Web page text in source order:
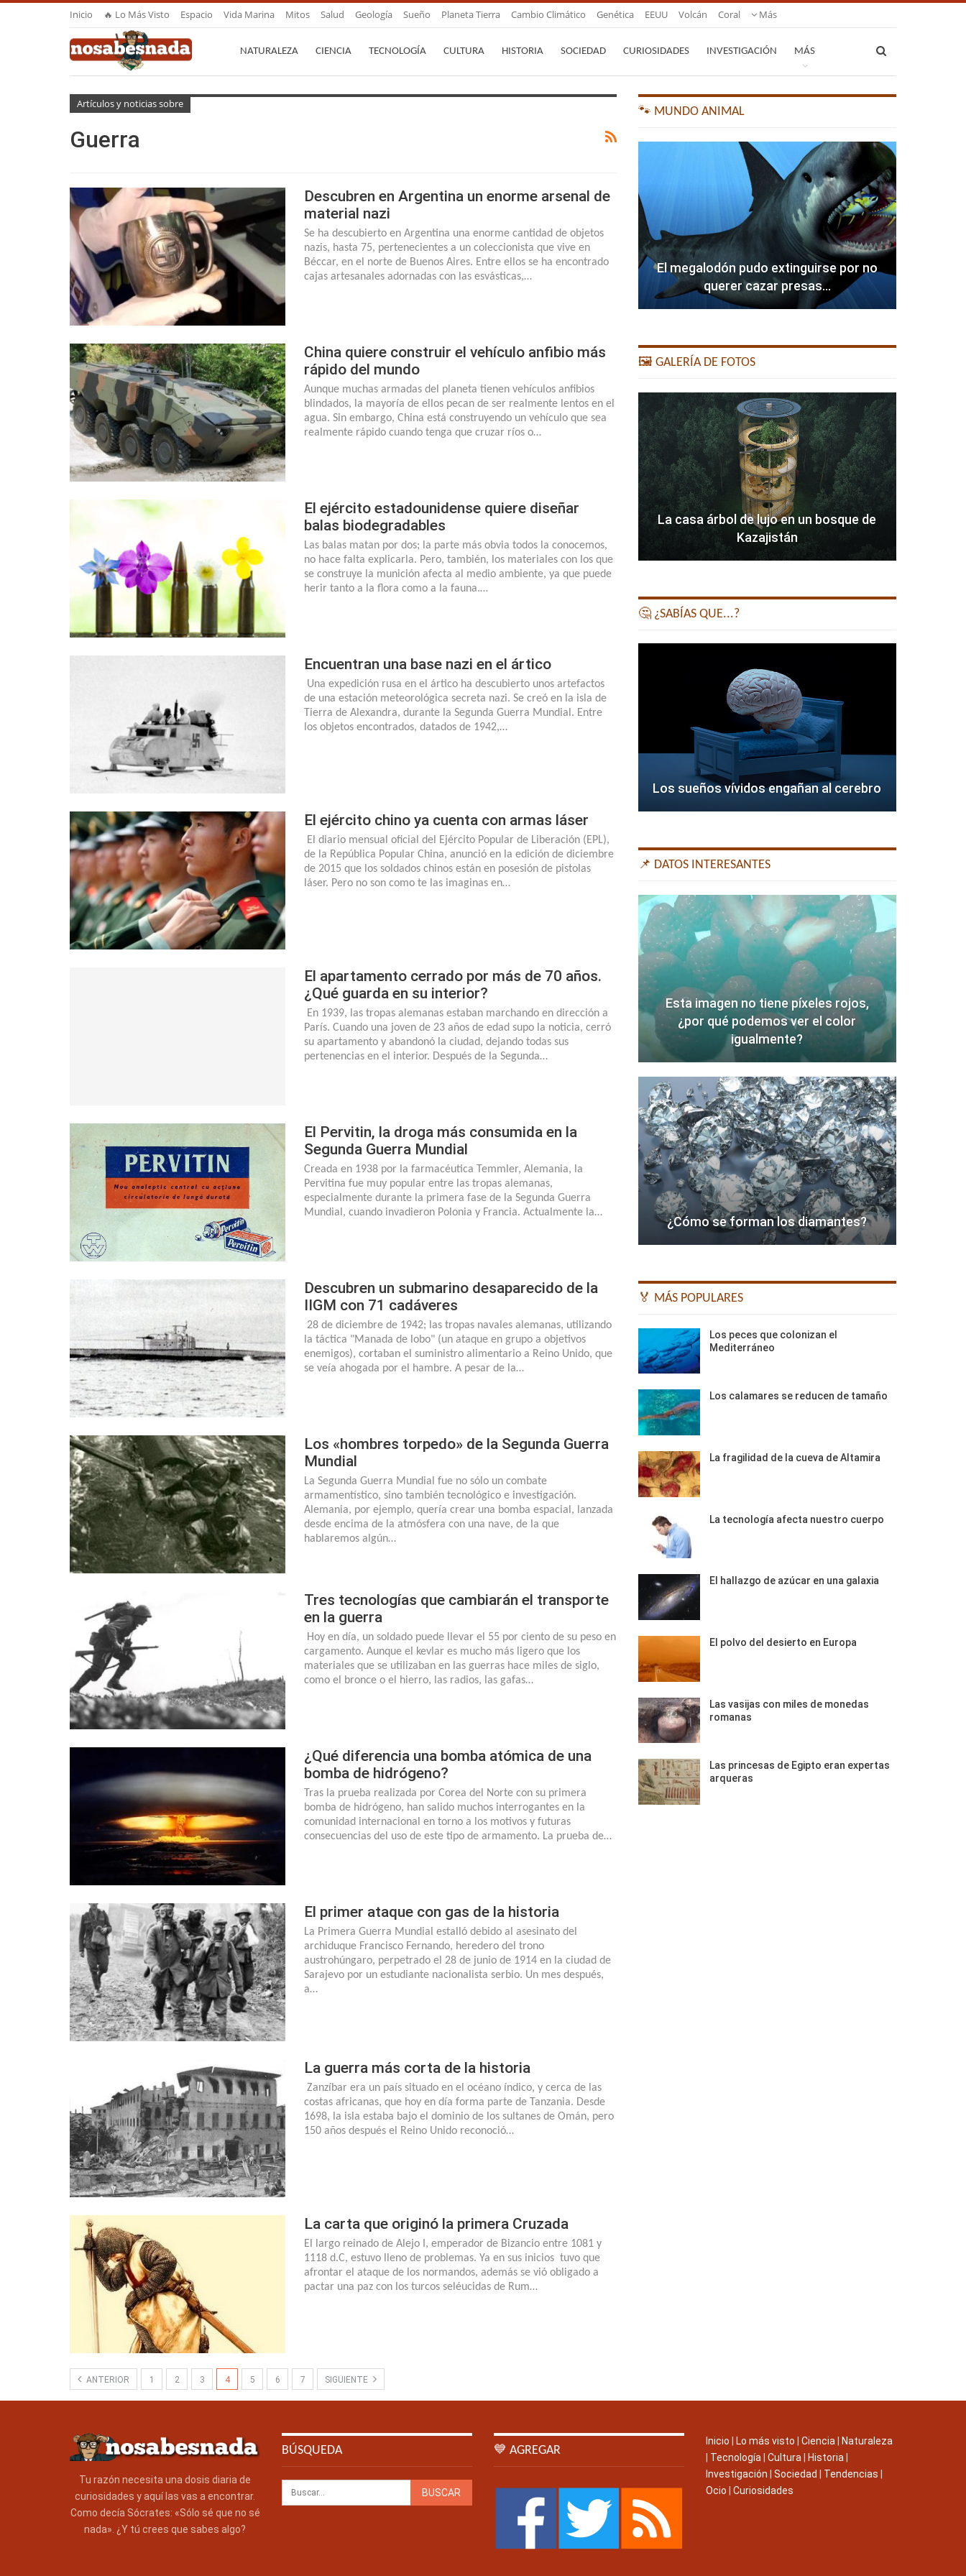
Inicio 🔥 Lo Más Visto Espacio Vida Marina Mitos Salud Geología Sueño Planeta Tierra Cambio Climático Genética EEUU Volcán Coral Más
NATURALEZA CIENCIA TECNOLOGÍA CULTURA HISTORIA SOCIEDAD CURIOSIDADES INVESTIGACIÓN MÁS
Artículos y noticias sobre
Guerra
Descubren en Argentina un enorme arsenal de
material nazi
Se ha descubierto en Argentina una enorme cantidad de objetos
nazis, hasta 75, pertenecientes a un coleccionista que vive en
Béccar, en el norte de Buenos Aires. Entre ellos se ha encontrado
cajas artesanales adornadas con las esvásticas,…
China quiere construir el vehículo anfibio más
rápido del mundo
Aunque muchas armadas del planeta tienen vehículos anfibios
blindados, la mayoría de ellos pecan de ser realmente lentos en el
agua. Sin embargo, China está construyendo un vehículo que sea
realmente rápido cuando tenga que cruzar ríos o…
El ejército estadounidense quiere diseñar
balas biodegradables
Las balas matan por dos; la parte más obvia todos la conocemos,
no hace falta explicarla. Pero, también, los materiales con los que
se construye la munición afecta al medio ambiente, ya que puede
herir tanto a la flora como a la fauna.…
Encuentran una base nazi en el ártico
Una expedición rusa en el ártico ha descubierto unos artefactos
de una estación meteorológica secreta nazi. Se creó en la isla de
Tierra de Alexandra, durante la Segunda Guerra Mundial. Entre
los objetos encontrados, datados de 1942,…
El ejército chino ya cuenta con armas láser
El diario mensual oficial del Ejército Popular de Liberación (EPL),
de la República Popular China, anunció en la edición de diciembre
de 2015 que los soldados chinos están en posesión de pistolas
láser. Pero no son como te las imaginas en…
El apartamento cerrado por más de 70 años.
¿Qué guarda en su interior?
En 1939, las tropas alemanas estaban marchando en dirección a
París. Cuando una joven de 23 años de edad supo la noticia, cerró
su apartamento y abandonó la ciudad, dejando todas sus
pertenencias en el interior. Después de la Segunda…
El Pervitin, la droga más consumida en la
Segunda Guerra Mundial
Creada en 1938 por la farmacéutica Temmler, Alemania, la
Pervitina fue muy popular entre las tropas alemanas,
especialmente durante la primera fase de la Segunda Guerra
Mundial, cuando invadieron Polonia y Francia. Actualmente la…
Descubren un submarino desaparecido de la
IIGM con 71 cadáveres
28 de diciembre de 1942; las tropas navales alemanas, utilizando
la táctica "Manada de lobo" (un ataque en grupo a objetivos
enemigos), cortaban el suministro alimentario a Reino Unido, que
se veía ahogada por el hambre. A pesar de la…
Los «hombres torpedo» de la Segunda Guerra
Mundial
La Segunda Guerra Mundial fue no sólo un combate
armamentístico, sino también tecnológico e investigación.
Alemania, por ejemplo, quería crear una bomba espacial, lanzada
desde encima de la atmósfera con una nave, de la que
hablaremos algún…
Tres tecnologías que cambiarán el transporte
en la guerra
Hoy en día, un soldado puede llevar el 55 por ciento de su peso en
cargamento. Aunque el kevlar es mucho más ligero que los
materiales que se utilizaban en las guerras hace miles de siglo,
como el bronce o el hierro, las radios, las gafas…
¿Qué diferencia una bomba atómica de una
bomba de hidrógeno?
Tras la prueba realizada por Corea del Norte con su primera
bomba de hidrógeno, han salido muchos interrogantes en la
comunidad internacional en torno a los motivos y futuras
consecuencias del uso de este tipo de armamento. La prueba de…
El primer ataque con gas de la historia
La Primera Guerra Mundial estalló debido al asesinato del
archiduque Francisco Fernando, heredero del trono
austrohúngaro, perpetrado el 28 de junio de 1914 en la ciudad de
Sarajevo por un estudiante nacionalista serbio. Un mes después,
a…
La guerra más corta de la historia
Zanzíbar era un país situado en el océano índico, y cerca de las
costas africanas, que hoy en día forma parte de Tanzania. Desde
1698, la isla estaba bajo el dominio de los sultanes de Omán, pero
150 años después el Reino Unido reconoció…
La carta que originó la primera Cruzada
El largo reinado de Alejo I, emperador de Bizancio entre 1081 y
1118 d.C, estuvo lleno de problemas. Ya en sus inicios tuvo que
afrontar el ataque de los normandos, además se vió obligado a
pactar una paz con los turcos seléucidas de Rum…
ANTERIOR 1 2 3 4 5 6 7 SIGUIENTE
🐾 MUNDO ANIMAL
El megalodón pudo extinguirse por no
querer cazar presas…
🖼️ GALERÍA DE FOTOS
La casa árbol de lujo en un bosque de
Kazajistán
🤔 ¿SABÍAS QUE...?
Los sueños vívidos engañan al cerebro
📌 DATOS INTERESANTES
Esta imagen no tiene píxeles rojos,
¿por qué podemos ver el color
igualmente?
¿Cómo se forman los diamantes?
🏅 MÁS POPULARES
Los peces que colonizan el
Mediterráneo
Los calamares se reducen de tamaño
La fragilidad de la cueva de Altamira
La tecnología afecta nuestro cuerpo
El hallazgo de azúcar en una galaxia
El polvo del desierto en Europa
Las vasijas con miles de monedas
romanas
Las princesas de Egipto eran expertas
arqueras
Tu razón necesita una dosis diaria de
curiosidades y aquí las vas a encontrar.
Como decía Sócrates: «Sólo sé que no sé
nada». ¿Y tú crees que sabes algo?
BÚSQUEDA 💙 AGREGAR
Inicio Lo más visto Ciencia
Naturaleza
Tecnología Cultura Historia
Investigación
Sociedad Tendencias
Ocio
Curiosidades